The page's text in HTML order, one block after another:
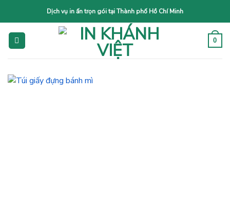
content
Dịch vụ in ấn trọn gói tại Thành phố Hồ Chí Minh
0